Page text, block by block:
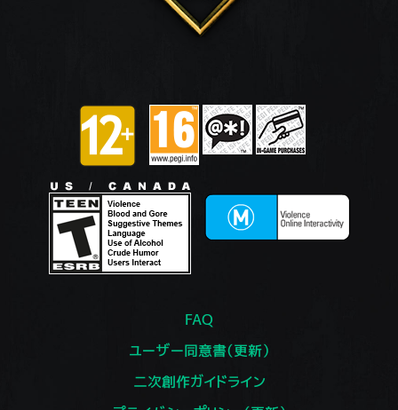
FAQ
ユーザー同意書（更新）
二次創作ガイドライン